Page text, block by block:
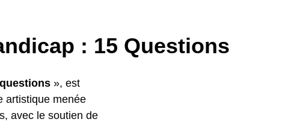
: 15 Questions
», est
artistique menée
avec le soutien de